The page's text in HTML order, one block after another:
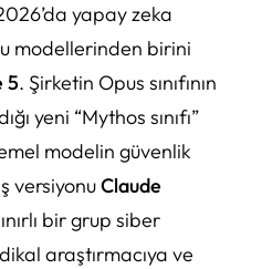
yapay zeka
modellerinden birini
5. Şirketin Opus sınıfının
yeni “Mythos sınıfı”
modelin güvenlik
versiyonuClaude
bir grup siber
araştırmacıya ve